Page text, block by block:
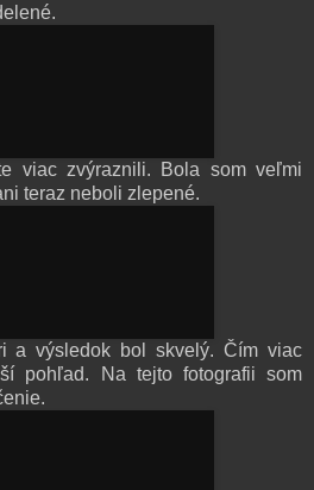
viac zvýraznili. Bola som veľmi
teraz neboli zlepené.
a výsledok bol skvelý. Čím viac
pohľad. Na tejto fotografii som